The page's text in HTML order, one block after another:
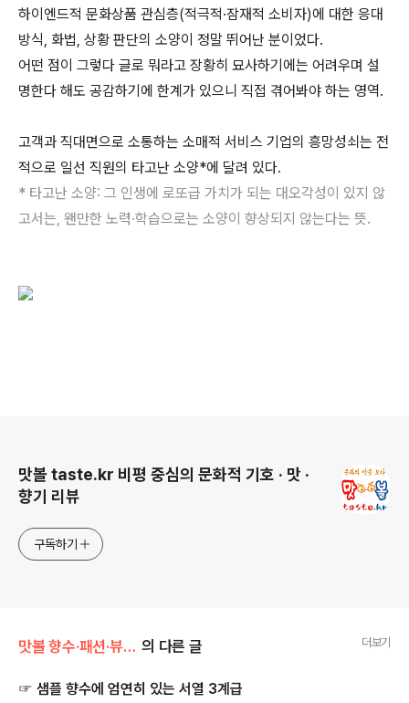
하이엔드적 문화상품 관심층(적극적·잠재적 소비자)에 대한 응대
방식, 화법, 상황 판단의 소양이 정말 뛰어난 분이었다.
어떤 점이 그렇다 글로 뭐라고 장황히 묘사하기에는 어려우며 설
명한다 해도 공감하기에 한계가 있으니 직접 겪어봐야 하는 영역.
고객과 직대면으로 소통하는 소매적 서비스 기업의 흥망성쇠는 전
적으로 일선 직원의 타고난 소양*에 달려 있다.
* 타고난 소양: 그 인생에 로또급 가치가 되는 대오각성이 있지 않
고서는, 왠만한 노력·학습으로는 소양이 향상되지 않는다는 뜻.
맛볼 taste.kr 비평 중심의 문화적 기호 · 맛 ·
향기 리뷰
구독하기
맛볼 향수·패션·뷰티/향수 의 다른 글 더보기
☞ 샘플 향수에 엄연히 있는 서열 3계급